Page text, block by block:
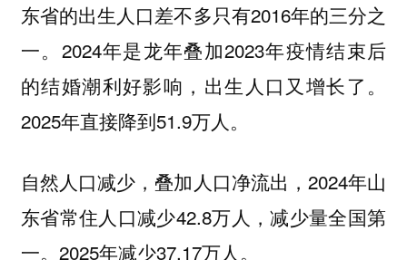
东省的出生人口差不多只有2016年的三分之
一。2024年是龙年叠加2023年疫情结束后
的结婚潮利好影响，出生人口又增长了。
2025年直接降到51.9万人。
自然人口减少，叠加人口净流出，2024年山
东省常住人口减少42.8万人，减少量全国第
一。2025年减少37.17万人。